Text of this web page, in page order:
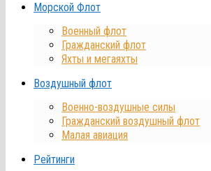
Морской Флот
Военный флот
Гражданский флот
Яхты и мегаяхты
Воздушный флот
Военно-воздушные силы
Гражданский воздушный флот
Малая авиация
Рейтинги